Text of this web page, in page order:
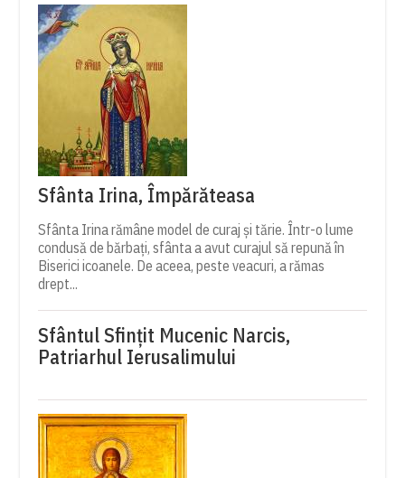
Sfânta Irina, Împărăteasa
Sfânta Irina rămâne model de curaj și tărie. Într-o lume
condusă de bărbați, sfânta a avut curajul să repună în
Biserici icoanele. De aceea, peste veacuri, a rămas
drept...
Sfântul Sfinţit Mucenic Narcis,
Patriarhul Ierusalimului